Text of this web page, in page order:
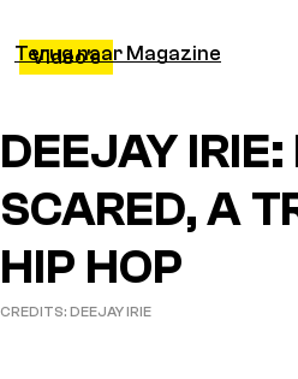
Video's
Terug naar Magazine
DEEJAY IRIE:
SCARED, A
HIP HOP
CREDITS: DEEJAY IRIE